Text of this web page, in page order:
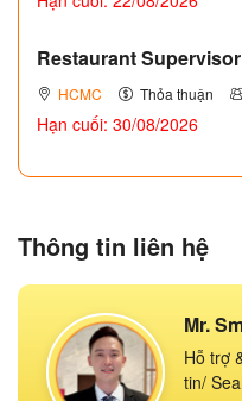
Restaurant
HCMC Thỏa thuận
Hạn cuối: 30/08/2026
Thông tin liên hệ
Mr.
Hỗ trợ
tin/